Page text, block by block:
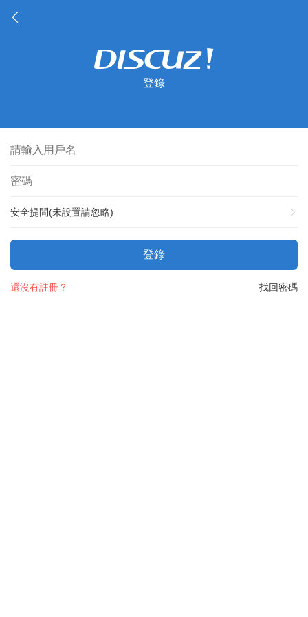
登錄
安全提問(未設置請忽略)
登錄
找回密碼
還沒有註冊？